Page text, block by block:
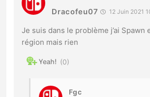
Dracofeu07 12 Juin 2021
Je suis dans le problème j’ai Spawn
région mais rien
0
Fgc